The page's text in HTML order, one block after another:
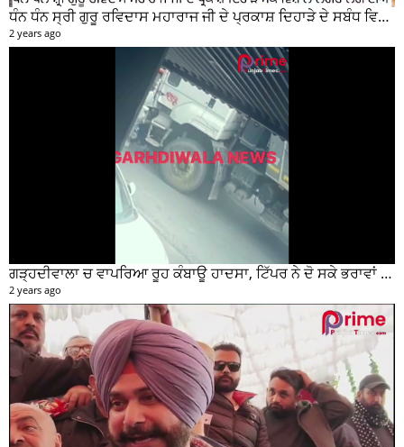
ਧੰਨ ਧੰਨ ਸ੍ਰੀ ਗੁਰੂ ਰਵਿਦਾਸ ਮਹਾਰਾਜ ਜੀ ਦੇ ਪ੍ਰਕਾਸ਼ ਦਿਹਾੜੇ ਦੇ ਸਬੰਧ ਵਿਚ ਮੇਨ ਰੋੜ ਵਿਖੇ ਲਾਗਾਇਆ ਵਿਸ਼ਾਲ ਲੰਗਰ
2 years ago
ਗੜ੍ਹਦੀਵਾਲਾ ਚ ਵਾਪਰਿਆ ਰੂਹ ਕੰਬਾਊ ਹਾਦਸਾ, ਟਿੱਪਰ ਨੇ ਦੋ ਸਕੇ ਭਰਾਵਾਂ ਨੂੰ ਕੁਚਲਿਆ, ਸੀਸੀਟੀਵੀ ਫੁਟੇਜ ਵੀ ਆਈ ਸਾਹਮਣੇ
2 years ago